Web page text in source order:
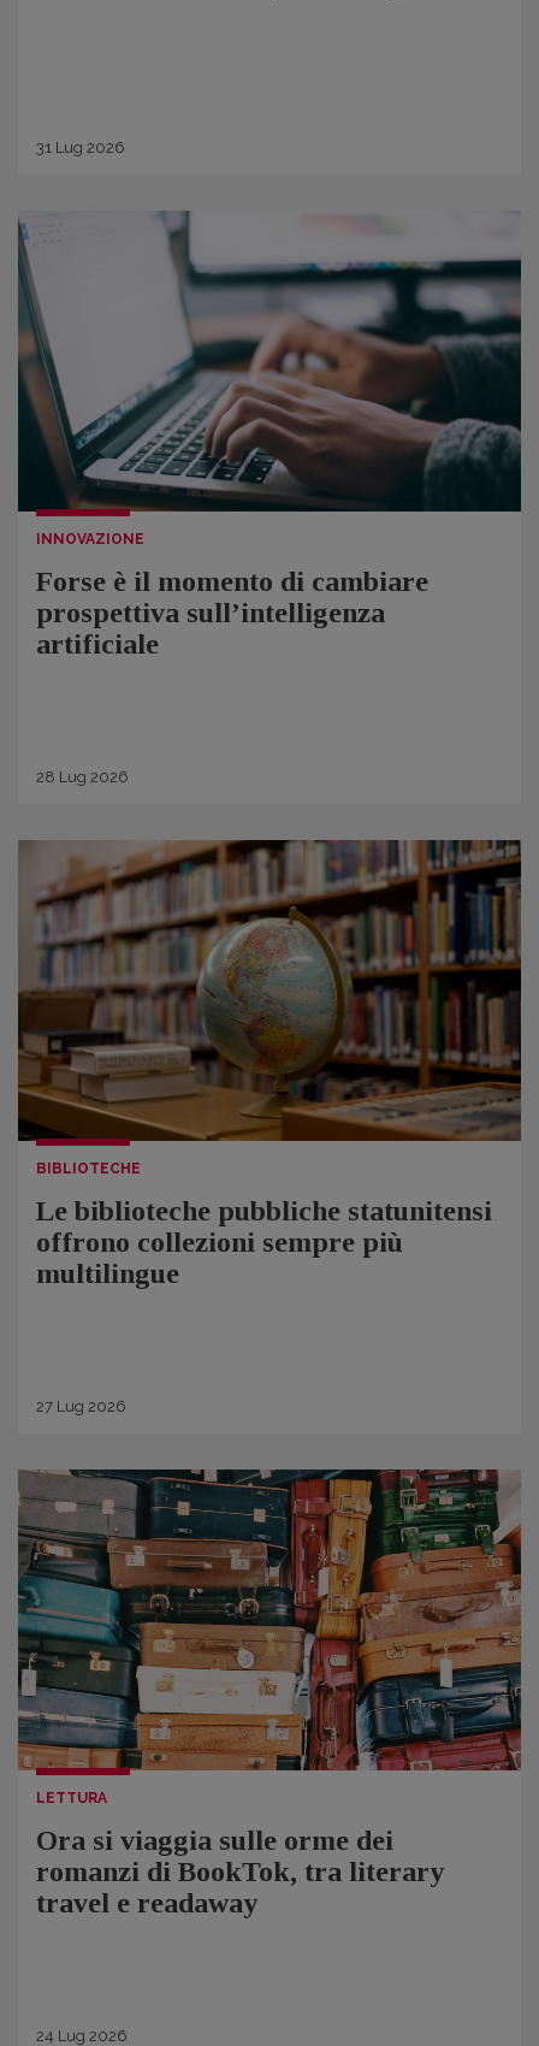
31 Lug 2026
INNOVAZIONE
Forse è il momento di cambiare
prospettiva sull’intelligenza
artificiale
28 Lug 2026
BIBLIOTECHE
Le biblioteche pubbliche statunitensi
offrono collezioni sempre più
multilingue
27 Lug 2026
LETTURA
Ora si viaggia sulle orme dei
romanzi di BookTok, tra literary
travel e readaway
24 Lug 2026